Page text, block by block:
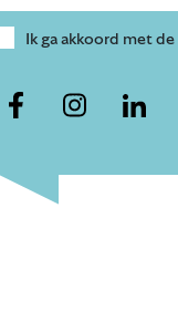
Ik ga akkoord met de